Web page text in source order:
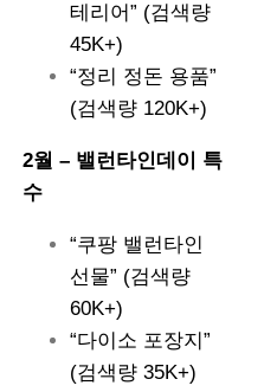
테리어” (검색량
45K+)
“정리 정돈 용품”
(검색량 120K+)
2월 – 밸런타인데이 특
수
“쿠팡 밸런타인
선물” (검색량
60K+)
“다이소 포장지”
(검색량 35K+)